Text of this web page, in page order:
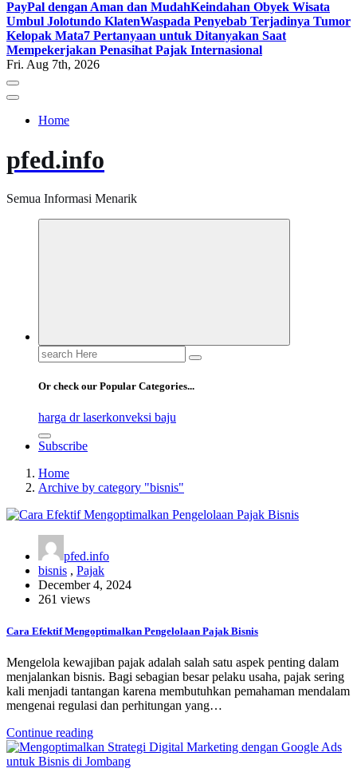
PayPal dengan Aman dan MudahKeindahan Obyek Wisata
Umbul Jolotundo KlatenWaspada Penyebab Terjadinya Tumor
Kelopak Mata7 Pertanyaan untuk Ditanyakan Saat
Mempekerjakan Penasihat Pajak Internasional
Fri. Aug 7th, 2026
Home
pfed.info
Semua Informasi Menarik
Search
for:
Or check our Popular Categories...
harga dr laserkonveksi baju
Subscribe
Home
Archive by category "bisnis"
pfed.info
bisnis , Pajak
December 4, 2024
261 views
Cara Efektif Mengoptimalkan Pengelolaan Pajak Bisnis
Mengelola kewajiban pajak adalah salah satu aspek penting dalam
menjalankan bisnis. Bagi sebagian besar pelaku usaha, pajak sering
kali menjadi tantangan karena membutuhkan pemahaman mendalam
mengenai regulasi dan perhitungan yang…
Continue reading